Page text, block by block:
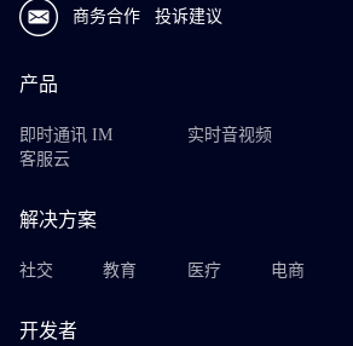
商务合作 投诉建议
产品
即时通讯 IM 实时音视频
客服云
解决方案
社交 教育 医疗 电商
开发者